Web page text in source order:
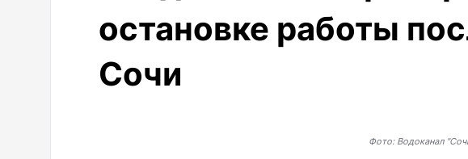
остановке работы
Сочи
Фото: Водоканал